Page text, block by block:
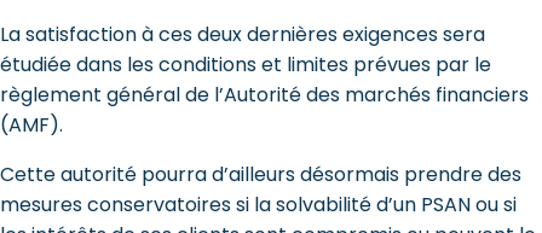
La satisfaction à ces deux dernières exigences sera
étudiée dans les conditions et limites prévues par le
règlement général de l’Autorité des marchés financiers
(AMF).
Cette autorité pourra d’ailleurs désormais prendre des
mesures conservatoires si la solvabilité d’un PSAN ou si